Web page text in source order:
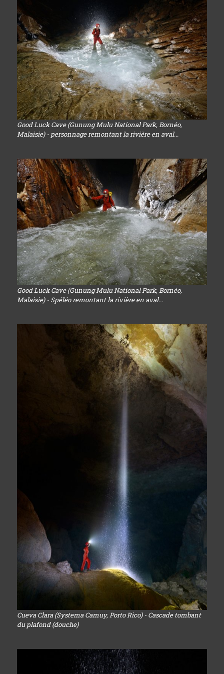
Good Luck Cave (Gunung Mulu National Park, Bornéo,
Malaisie) - personnage remontant la rivière en aval...
Good Luck Cave (Gunung Mulu National Park, Bornéo,
Malaisie) - Spéléo remontant la rivière en aval...
Cueva Clara (Systema Camuy, Porto Rico) - Cascade tombant
du plafond (douche)